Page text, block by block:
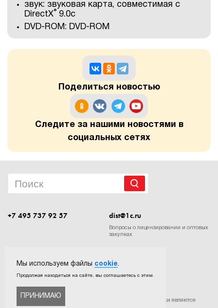
звук: звуковая карта, совместимая с
DirectX® 9.0с
DVD-ROM: DVD-ROM
Поделиться новостью
Следите за нашими новостями в
социальных сетях
+7 495 737 92 57 dist@1c.ru
Вопросы о лицензировании и оптовых
закупках
. Все права защищены. Все торговые марки являются
собственностью их правообладателей
Мы используем файлы cookie.
Продолжая находиться на сайте, вы соглашаетесь с этим.
ПРИНИМАЮ